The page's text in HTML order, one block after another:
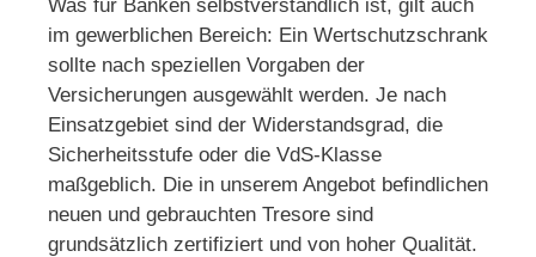
Was für Banken selbstverständlich ist, gilt auch
im gewerblichen Bereich: Ein Wertschutzschrank
sollte nach speziellen Vorgaben der
Versicherungen ausgewählt werden. Je nach
Einsatzgebiet sind der Widerstandsgrad, die
Sicherheitsstufe oder die VdS-Klasse
maßgeblich. Die in unserem Angebot befindlichen
neuen und gebrauchten Tresore sind
grundsätzlich zertifiziert und von hoher Qualität.